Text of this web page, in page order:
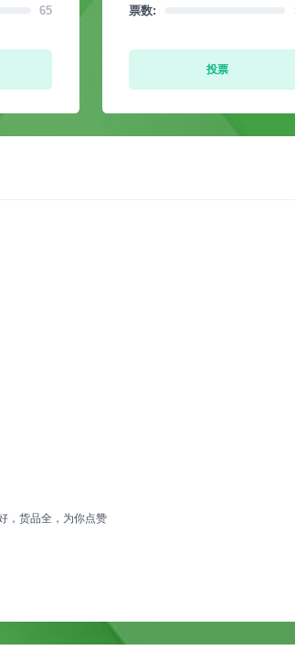
65 票数:
投票
，货品全，为你点赞